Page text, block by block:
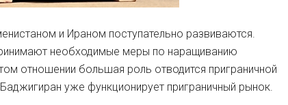
и Ираном поступательно развиваются.
необходимые меры по наращиванию
отношении большая роль отводится приграничной
уже функционирует приграничный рынок.